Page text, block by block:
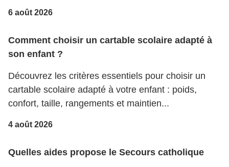
6 août 2026
Comment choisir un cartable scolaire adapté à
son enfant ?
Découvrez les critères essentiels pour choisir un
cartable scolaire adapté à votre enfant : poids,
confort, taille, rangements et maintien...
4 août 2026
Quelles aides propose le Secours catholique